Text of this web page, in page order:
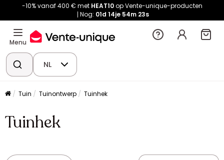
-10% vanaf 400 € met HEAT10op Vente-unique-producten
Nog: 01d 14je 54m 23s
Menu
NL
Tuin Tuinontwerp Tuinhek
Tuinhek